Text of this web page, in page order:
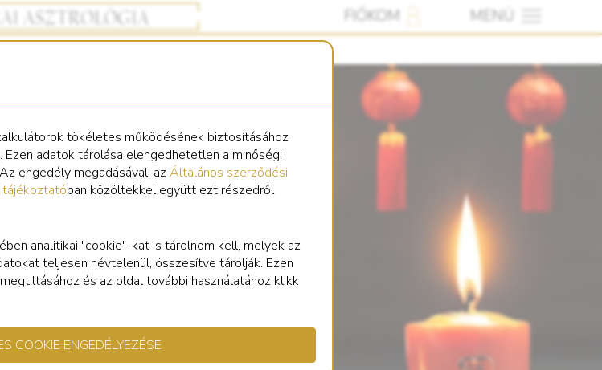
tökéletes működésének biztosításához
adatok tárolása elengedhetetlen a minőségi
engedély megadásával, azÁltalános szerződési
ban közöltekkel együtt ezt részedről
analitikai "cookie"-kat is tárolnom kell, melyek az
teljesen névtelenül, összesítve tárolják. Ezen
és az oldal további használatához klikk
COOKIE ENGEDÉLYEZÉSE
FIÓKOM MENÜ